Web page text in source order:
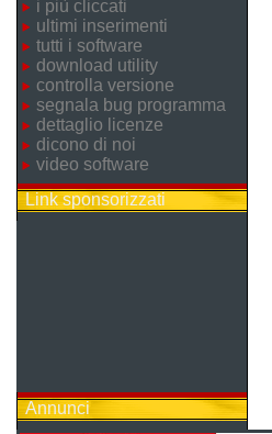
i più cliccati
ultimi inserimenti
tutti i software
download utility
controlla versione
segnala bug programma
dettaglio licenze
dicono di noi
video software
Link sponsorizzati
Annunci